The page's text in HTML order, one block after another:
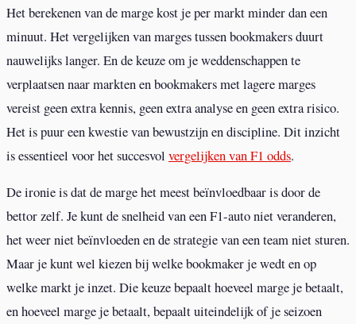
Het berekenen van de marge kost je per markt minder dan een
minuut. Het vergelijken van marges tussen bookmakers duurt
nauwelijks langer. En de keuze om je weddenschappen te
verplaatsen naar markten en bookmakers met lagere marges
vereist geen extra kennis, geen extra analyse en geen extra risico.
Het is puur een kwestie van bewustzijn en discipline. Dit inzicht
is essentieel voor het succesvol vergelijken van F1 odds.
De ironie is dat de marge het meest beïnvloedbaar is door de
bettor zelf. Je kunt de snelheid van een F1-auto niet veranderen,
het weer niet beïnvloeden en de strategie van een team niet sturen.
Maar je kunt wel kiezen bij welke bookmaker je wedt en op
welke markt je inzet. Die keuze bepaalt hoeveel marge je betaalt,
en hoeveel marge je betaalt, bepaalt uiteindelijk of je seizoen